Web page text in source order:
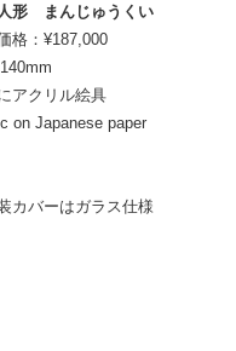
形 まんじゅうくい
格：¥187,000
アクリル絵具
on Japanese paper
カバーはガラス仕様